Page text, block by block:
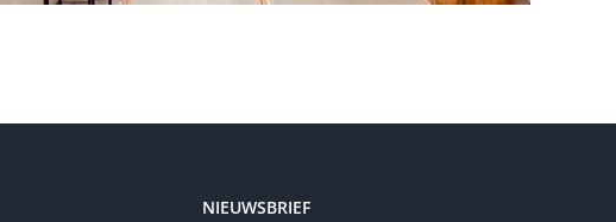
NIEUWSBRIEF